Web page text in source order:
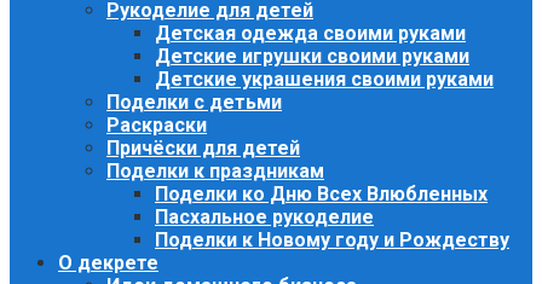
Рукоделие для детей
Детская одежда своими руками
Детские игрушки своими руками
Детские украшения своими руками
Поделки с детьми
Раскраски
Причёски для детей
Поделки к праздникам
Поделки ко Дню Всех Влюбленных
Пасхальное рукоделие
Поделки к Новому году и Рождеству
О декрете